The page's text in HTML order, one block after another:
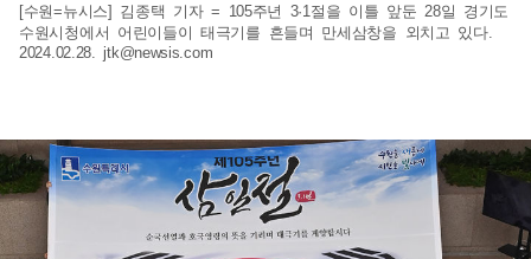
[수원=뉴시스] 김종택 기자 = 105주년 3·1절을 이틀 앞둔 28일 경기도
수원시청에서 어린이들이 태극기를 흔들며 만세삼창을 외치고 있다.
2024.02.28. jtk@newsis.com